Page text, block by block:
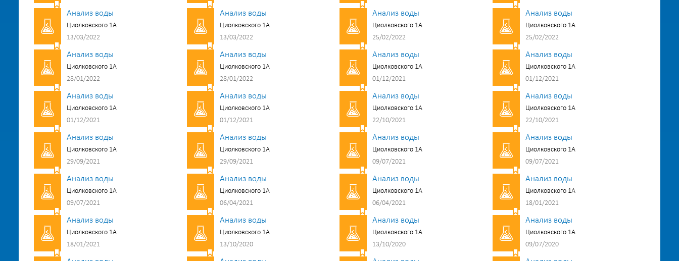
Анализ воды
Циолковского 1А
13/03/2022
Анализ воды
Циолковского 1А
13/03/2022
Анализ воды
Циолковского 1А
25/02/2022
Анализ воды
Циолковского 1А
25/02/2022
Анализ воды
Циолковского 1А
28/01/2022
Анализ воды
Циолковского 1А
28/01/2022
Анализ воды
Циолковского 1А
01/12/2021
Анализ воды
Циолковского 1А
01/12/2021
Анализ воды
Циолковского 1А
01/12/2021
Анализ воды
Циолковского 1А
01/12/2021
Анализ воды
Циолковского 1А
22/10/2021
Анализ воды
Циолковского 1А
22/10/2021
Анализ воды
Циолковского 1А
29/09/2021
Анализ воды
Циолковского 1А
29/09/2021
Анализ воды
Циолковского 1А
09/07/2021
Анализ воды
Циолковского 1А
09/07/2021
Анализ воды
Циолковского 1А
09/07/2021
Анализ воды
Циолковского 1А
06/04/2021
Анализ воды
Циолковского 1А
06/04/2021
Анализ воды
Циолковского 1А
18/01/2021
Анализ воды
Циолковского 1А
18/01/2021
Анализ воды
Циолковского 1А
13/10/2020
Анализ воды
Циолковского 1А
13/10/2020
Анализ воды
Циолковского 1А
09/07/2020